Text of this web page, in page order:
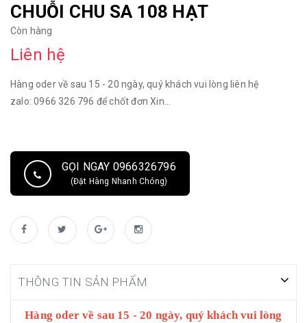
CHUỖI CHU SA 108 HẠT
Còn hàng
Liên hệ
Hàng oder về sau 15 - 20 ngày, quý khách vui lòng liên hệ
zalo: 0966 326 796 để chốt đơn Xin...
GỌI NGAY 0966326796
(Đặt Hàng Nhanh Chóng)
THÔNG TIN SẢN PHẨM
Hàng oder về sau 15 - 20 ngày, quý khách vui lòng